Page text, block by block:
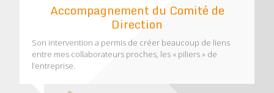
Accompagnement du Comité de
Direction
Son intervention a permis de créer beaucoup de liens
entre mes collaborateurs proches, les « piliers » de
l’entreprise.